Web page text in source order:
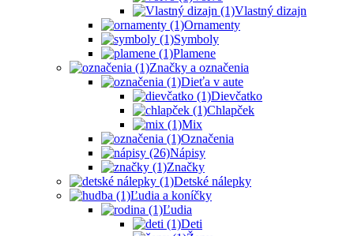
Vlastný dizajn
Ornamenty
Symboly
Plamene
Značky a označenia
Dieťa v aute
Dievčatko
Chlapček
Mix
Označenia
Nápisy
Značky
Detské nálepky
Ľudia a koníčky
Ľudia
Deti